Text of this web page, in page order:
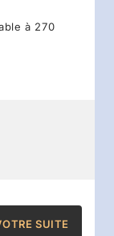
à 270
SUITE